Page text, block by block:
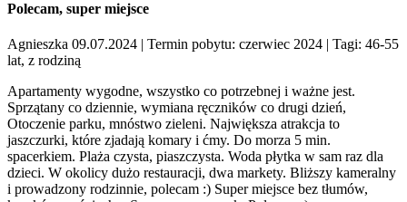
Polecam, super miejsce
Agnieszka 09.07.2024 | Termin pobytu: czerwiec 2024 | Tagi: 46-55
lat, z rodziną
Apartamenty wygodne, wszystko co potrzebnej i ważne jest.
Sprzątany co dziennie, wymiana ręczników co drugi dzień,
Otoczenie parku, mnóstwo zieleni. Największa atrakcja to
jaszczurki, które zjadają komary i ćmy. Do morza 5 min.
spacerkiem. Plaża czysta, piaszczysta. Woda płytka w sam raz dla
dzieci. W okolicy dużo restauracji, dwa markety. Bliższy kameralny
i prowadzony rodzinnie, polecam :) Super miejsce bez tłumów,